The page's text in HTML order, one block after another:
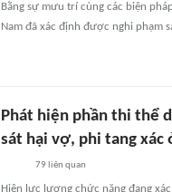
Bằng sự mưu trí cùng các biện
Nam đã xác định được nghi phạm
Phát hiện phần thi thể
sát hại vợ, phi tang xác
79 liên quan
Hiện lực lượng chức năng đang